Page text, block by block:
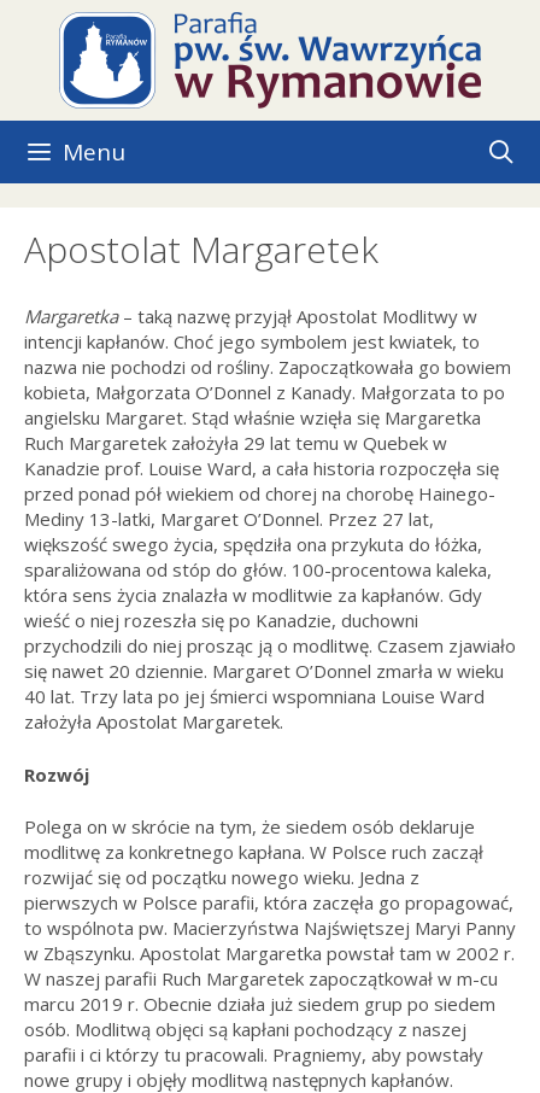
Menu
Apostolat Margaretek
Margaretka– taką nazwę przyjął Apostolat Modlitwy w
intencji kapłanów. Choć jego symbolem jest kwiatek, to
nazwa nie pochodzi od rośliny. Zapoczątkowała go bowiem
kobieta, Małgorzata O’Donnel z Kanady. Małgorzata to po
angielsku Margaret. Stąd właśnie wzięła się Margaretka
Ruch Margaretek założyła 29 lat temu w Quebek w
Kanadzie prof. Louise Ward, a cała historia rozpoczęła się
przed ponad pół wiekiem od chorej na chorobę Hainego-
Mediny 13-latki, Margaret O’Donnel. Przez 27 lat,
większość swego życia, spędziła ona przykuta do łóżka,
sparaliżowana od stóp do głów. 100-procentowa kaleka,
która sens życia znalazła w modlitwie za kapłanów. Gdy
wieść o niej rozeszła się po Kanadzie, duchowni
przychodzili do niej prosząc ją o modlitwę. Czasem zjawiało
się nawet 20 dziennie. Margaret O’Donnel zmarła w wieku
40 lat. Trzy lata po jej śmierci wspomniana Louise Ward
założyła Apostolat Margaretek.
Rozwój
Polega on w skrócie na tym, że siedem osób deklaruje
modlitwę za konkretnego kapłana. W Polsce ruch zaczął
rozwijać się od początku nowego wieku. Jedna z
pierwszych w Polsce parafii, która zaczęła go propagować,
to wspólnota pw. Macierzyństwa Najświętszej Maryi Panny
w Zbąszynku. Apostolat Margaretka powstał tam w 2002 r.
W naszej parafii Ruch Margaretek zapoczątkował w m-cu
marcu 2019 r. Obecnie działa już siedem grup po siedem
osób. Modlitwą objęci są kapłani pochodzący z naszej
parafii i ci którzy tu pracowali. Pragniemy, aby powstały
nowe grupy i objęły modlitwą następnych kapłanów.